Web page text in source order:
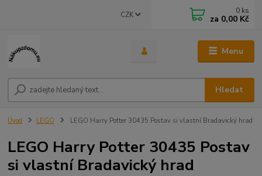
Menu
CZK
Hledat
0 ks
za 0,00 Kč
Úvod LEGO LEGO Harry Potter 30435 Postav si vlastní Bradavický hrad
LEGO Harry Potter 30435 Postav
si vlastní Bradavický hrad